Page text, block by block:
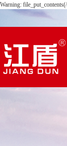
Warning: